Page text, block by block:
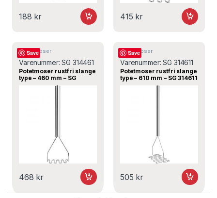
188 kr 415 kr
Save
Potetmoser
Varenummer:SG 314461
Potetmoser rustfri slange
type – 460 mm – SG
314461 – Stalgast
468 kr
Save
Potetmoser
Varenummer:SG 314611
Potetmoser rustfri slange
type – 610 mm – SG 314611
505 kr